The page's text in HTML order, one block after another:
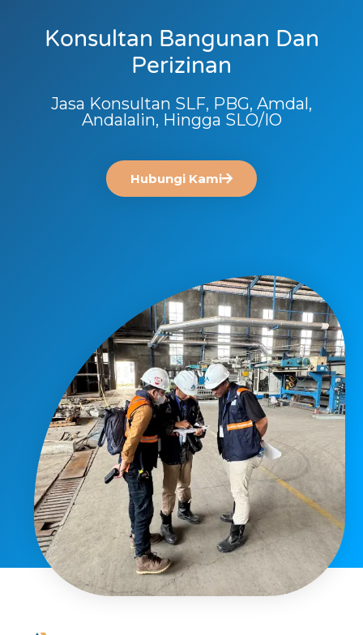
Konsultan Bangunan Dan
Perizinan
Jasa Konsultan SLF, PBG, Amdal,
Andalalin, Hingga SLO/IO
Hubungi Kami